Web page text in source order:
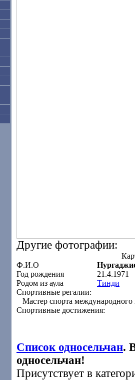
Другие фотографии:
Ф.И.О
Год рождения
21.4.1971
Родом из аула
Тинди
Спортивные регалии:
Мастер спорта международного
Спортивные достижения:
Список односельчан.
односельчан!
Присутствует в